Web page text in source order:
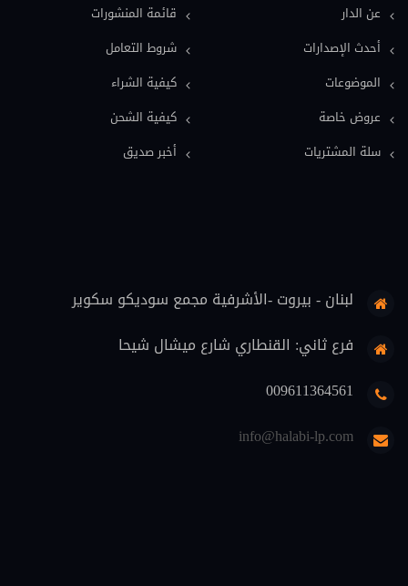
دولي خاص (13)
معاجم قانونية (11)
فلسفة قانون (9)
تنفيذ (6)
منهجية قانونية (4)
اثبات (4)
قائمة المنشورات
شروط التعامل
كيفية الشراء
كيفية الشحن
أخبر صديق
عن الدار
أحدث الإصدارات
الموضوعات
عروض خاصة
سلة المشتريات
لبنان - بيروت -الأشرفية مجمع سوديكو سكوير
فرع ثاني: القنطاري شارع ميشال شيحا
009611364561
info@halabi-lp.com